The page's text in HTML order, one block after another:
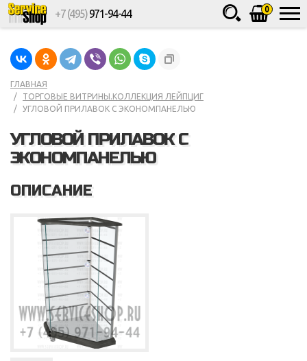
0
+7 (495)971-94-44
ГЛАВНАЯ
ТОРГОВЫЕ ВИТРИНЫ.КОЛЛЕКЦИЯ ЛЕЙПЦИГ
УГЛОВОЙ ПРИЛАВОК С ЭКОНОМПАНЕЛЬЮ
УГЛОВОЙ ПРИЛАВОК С
ЭКОНОМПАНЕЛЬЮ
ОПИСАНИЕ